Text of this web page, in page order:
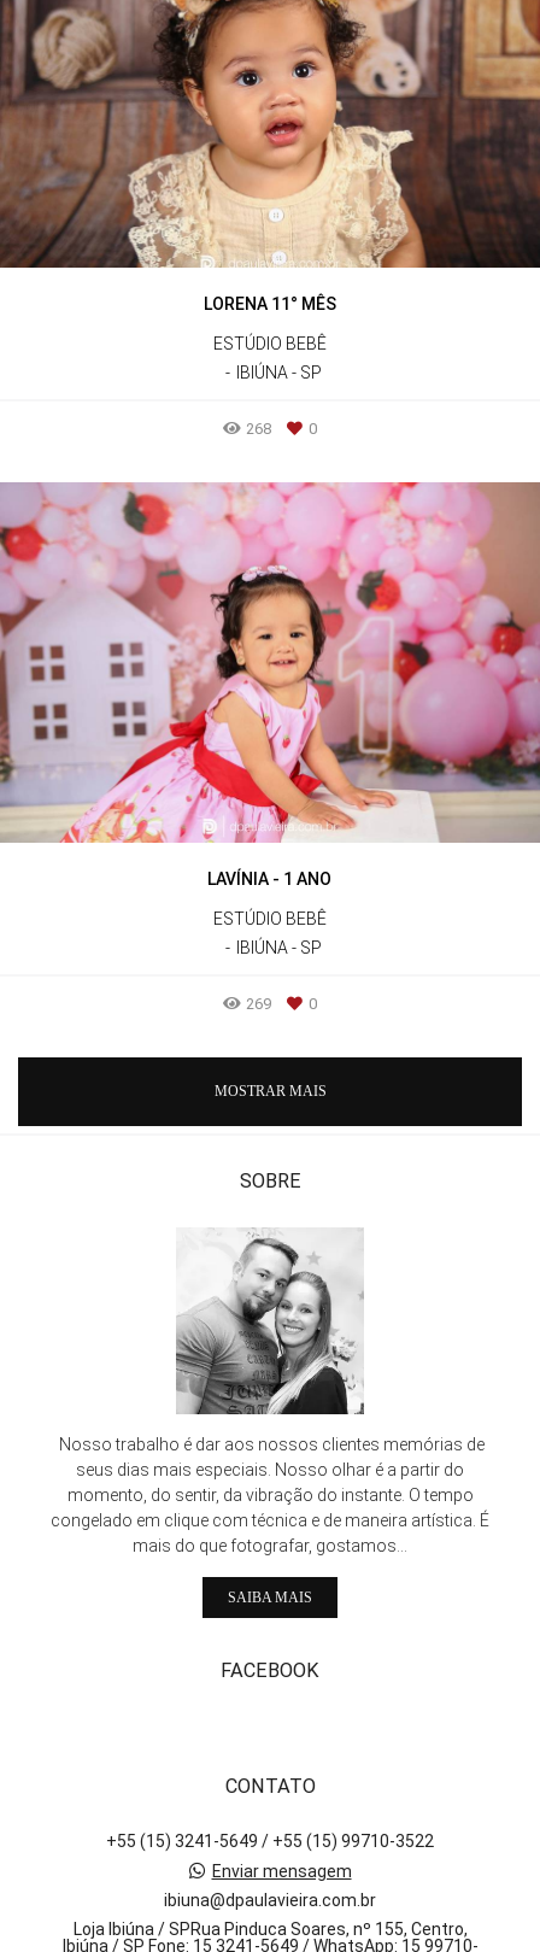
LORENA 11° MÊS
ESTÚDIO BEBÊ
IBIÚNA - SP
268 0
LAVÍNIA - 1 ANO
ESTÚDIO BEBÊ
IBIÚNA - SP
269 0
MOSTRAR MAIS
SOBRE
Nosso trabalho é dar aos nossos clientes memórias de
seus dias mais especiais. Nosso olhar é a partir do
momento, do sentir, da vibração do instante. O tempo
congelado em clique com técnica e de maneira artística. É
mais do que fotografar, gostamos...
SAIBA MAIS
FACEBOOK
CONTATO
+55 (15) 3241-5649 / +55 (15) 99710-3522
Enviar mensagem
ibiuna@dpaulavieira.com.br
Loja Ibiúna / SPRua Pinduca Soares, nº 155, Centro,
Ibiúna / SP Fone: 15 3241-5649 / WhatsApp: 15 99710-